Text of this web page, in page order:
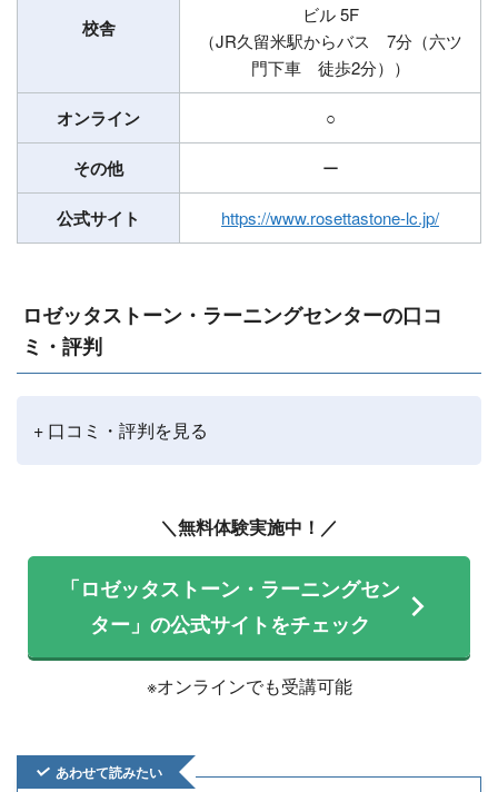
校舎
ビル 5F
（JR久留米駅からバス 7分（六ツ
門下車 徒歩2分））
オンライン ○
その他 ー
公式サイト https://www.rosettastone-lc.jp/
ロゼッタストーン・ラーニングセンターの口コ
ミ・評判
+ 口コミ・評判を見る
＼無料体験実施中！／
「ロゼッタストーン・ラーニングセン
ター」の公式サイトをチェック
※オンラインでも受講可能
あわせて読みたい